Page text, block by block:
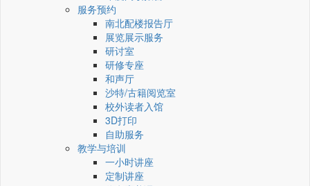
服务预约
南北配楼报告厅
展览展示服务
研讨室
研修专座
和声厅
沙特/古籍阅览室
校外读者入馆
3D打印
自助服务
教学与培训
一小时讲座
定制讲座